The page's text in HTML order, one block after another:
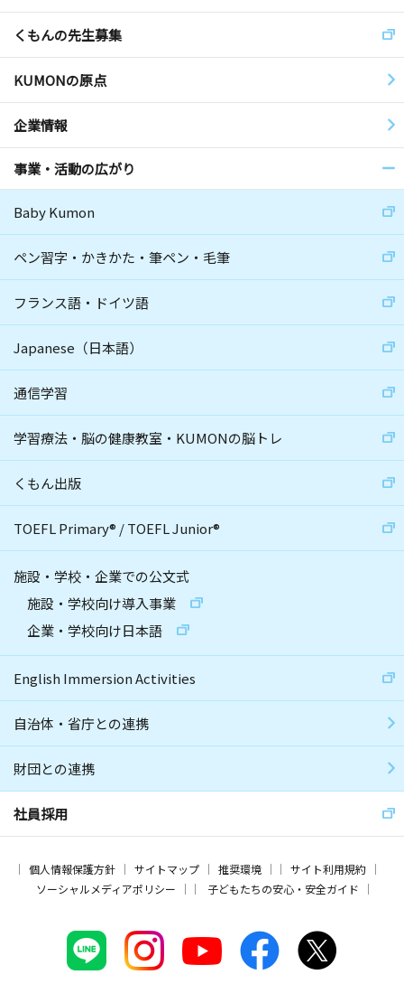
くもんの先生募集
KUMONの原点
企業情報
事業・活動の広がり
Baby Kumon
ペン習字・かきかた・筆ペン・毛筆
フランス語・ドイツ語
Japanese（日本語）
通信学習
学習療法・脳の健康教室・KUMONの脳トレ
くもん出版
TOEFL Primary® /TOEFL Junior®
施設・学校・企業での公文式
施設・学校向け導入事業
企業・学校向け日本語
English Immersion Activities
自治体・省庁との連携
財団との連携
社員採用
個人情報保護方針 サイトマップ 推奨環境
サイト利用規約
ソーシャルメディアポリシー
子どもたちの安心・安全ガイド